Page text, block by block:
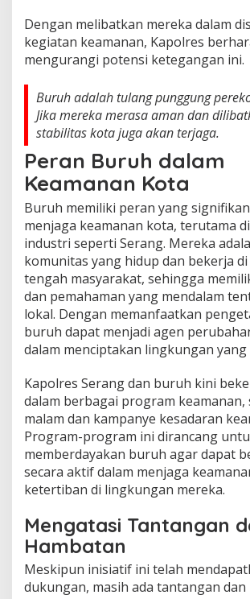
Dengan melibatkan mereka dalam
kegiatan keamanan, Kapolres
mengurangi potensi ketegangan ini.
Buruh adalah tulang punggung
Jika mereka merasa aman dan
stabilitas kota juga akan terjaga.
Peran Buruh dalam
Keamanan Kota
Buruh memiliki peran yang
menjaga keamanan kota, terutama
industri seperti Serang. Mereka
komunitas yang hidup dan bekerja
tengah masyarakat, sehingga
dan pemahaman yang mendalam
lokal. Dengan memanfaatkan
buruh dapat menjadi agen
dalam menciptakan lingkungan yang
Kapolres Serang dan buruh kini
dalam berbagai program
malam dan kampanye kesadaran
Program-program ini dirancang
memberdayakan buruh agar dapat
secara aktif dalam menjaga
ketertiban di lingkungan mereka.
Mengatasi Tantangan
Hambatan
Meskipun inisiatif ini telah
dukungan, masih ada tantangan